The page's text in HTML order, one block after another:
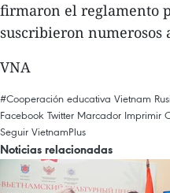
firmaron el reglamento
suscribieron
VNA
#Cooperación educativa Vietnam
Facebook Twitter Marcador Imprimir
Seguir VietnamPlus
Noticias relacionadas